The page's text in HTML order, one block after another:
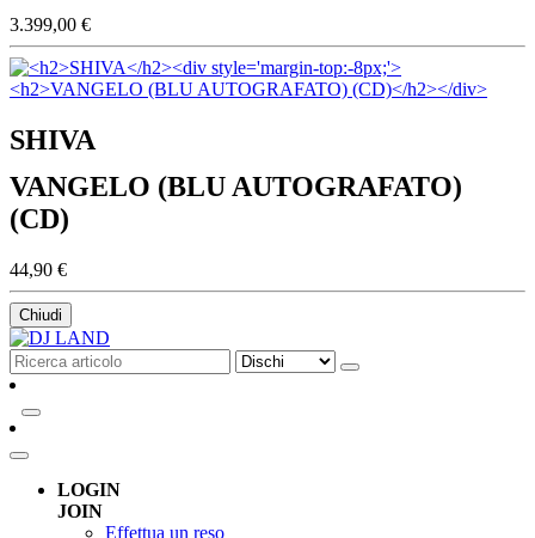
3.399,00 €
SHIVA
VANGELO (BLU AUTOGRAFATO)
(CD)
44,90 €
Chiudi
LOGIN
JOIN
Effettua un reso